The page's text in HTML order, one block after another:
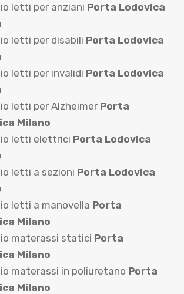
letti per anziani Porta Lodovica
letti per disabili Porta Lodovica
letti per invalidi Porta Lodovica
letti per Alzheimer Porta
Milano
letti elettrici Porta Lodovica
letti a sezioni Porta Lodovica
letti a manovella Porta
Milano
materassi statici Porta
Milano
materassi in poliuretano Porta
Milano